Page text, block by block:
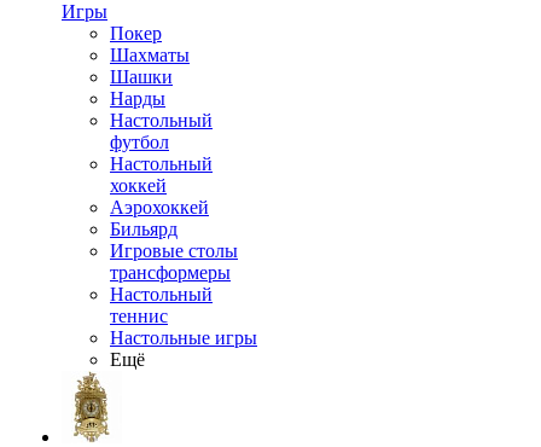
Игры
Покер
Шахматы
Шашки
Нарды
Настольный
футбол
Настольный
хоккей
Аэрохоккей
Бильярд
Игровые столы
трансформеры
Настольный
теннис
Настольные игры
Ещё